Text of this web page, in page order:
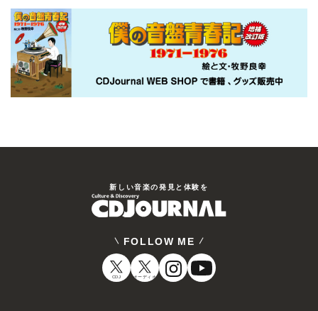
新しい⾳楽の発⾒と体験を
FOLLOW ME
CDJ オーディオ